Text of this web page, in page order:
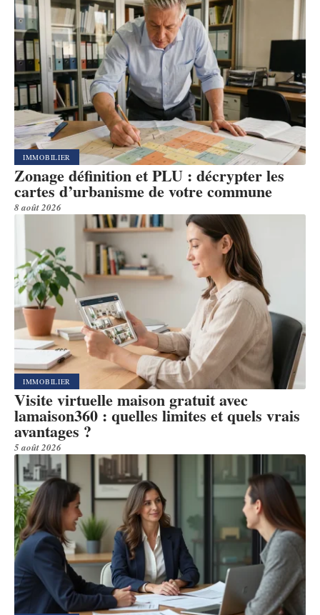
IMMOBILIER
Zonage définition et PLU : décrypter les
cartes d’urbanisme de votre commune
8 août 2026
IMMOBILIER
Visite virtuelle maison gratuit avec
lamaison360 : quelles limites et quels vrais
avantages ?
5 août 2026